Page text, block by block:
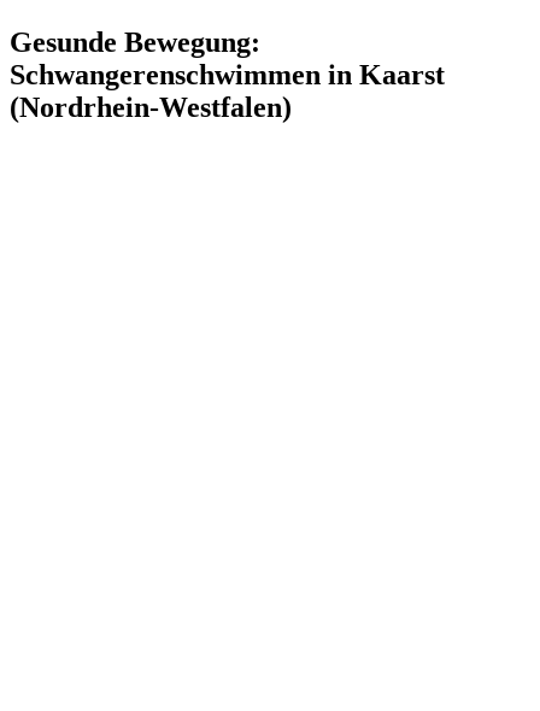
Gesunde Bewegung:
Schwangerenschwimmen in Kaarst
(Nordrhein-Westfalen)